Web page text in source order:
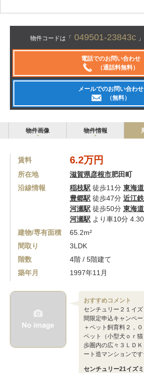
物件コードは「 049501-23843c
電話でのお問い合わせ
（通話料無料）
メールでのお問い合わせ
（無料）
物件画像 物件情報
賃料 6.2万円
所在地 滋賀県彦根市肥田町
沿線情報
稲枝駅 徒歩11分 東海
豊郷駅 徒歩47分 近江
河瀬駅 徒歩50分 東海
河瀬駅 より車10分
建物/専有面積
65.2m²
間取り
3LDK
階数
4階 / 5階建て
築年月
1997年11月
おすすめコメント
センチュリー２１イ
間限定申込キャンペ
＋ペット飼育料２，
ペット（小型犬ｏｒ
歩圏内の広々３ＬＤ
ート造マンションで
センチュリー21イズミ